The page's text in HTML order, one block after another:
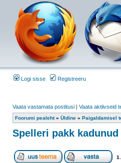
Logi sisse Registreeru
Vaata vastamata postitusi | Vaata aktiivseid
Foorumi pealeht» Üldine » Paigaldamisel
Spelleri pakk kadunud
1